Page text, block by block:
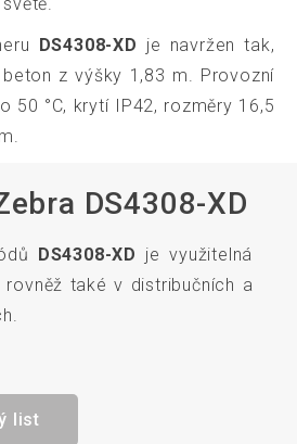
DS4308-XD je navržen tak,
z výšky 1,83 m. Provozní
50 °C, krytí IP42, rozměry 16,5
DS4308-XD
DS4308-XD je využitelná
také v distribučních a
list